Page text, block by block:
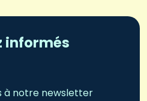
informés
à notre newsletter